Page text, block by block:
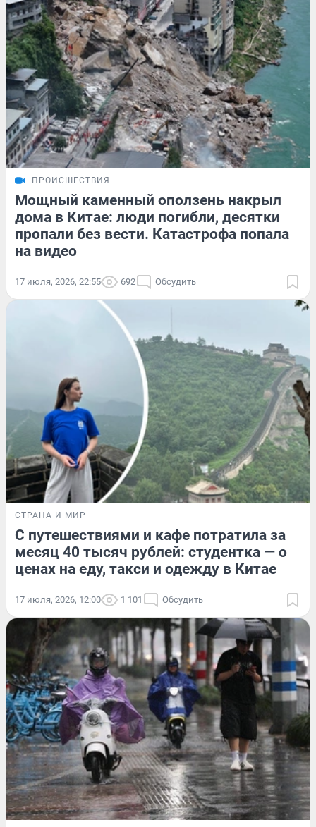
ПРОИСШЕСТВИЯ
Мощный каменный оползень накрыл
дома в Китае: люди погибли, десятки
пропали без вести. Катастрофа попала
на видео
17 июля, 2026, 22:55 692 Обсудить
СТРАНА И МИР
С путешествиями и кафе потратила за
месяц 40 тысяч рублей: студентка — о
ценах на еду, такси и одежду в Китае
17 июля, 2026, 12:00 1 101 Обсудить